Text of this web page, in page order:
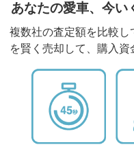
あなたの愛車、今い
複数社の査定額を比較
を賢く売却して、購入資